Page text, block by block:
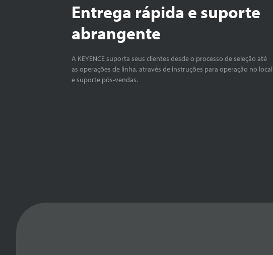
Entrega rápida e suporte
abrangente
A KEYENCE suporta seus clientes desde o processo de seleção até
as operações de linha, através de instruções para operação no local
e suporte pós-vendas.